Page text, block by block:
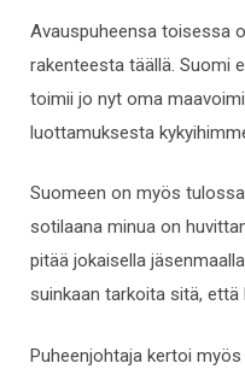
Avauspuheensa toisessa
rakenteesta täällä. Suomi
toimii jo nyt oma
luottamuksesta
Suomeen on myös
sotilaana minua on
pitää jokaisella
suinkaan tarkoita sitä,
Puheenjohtaja kertoi